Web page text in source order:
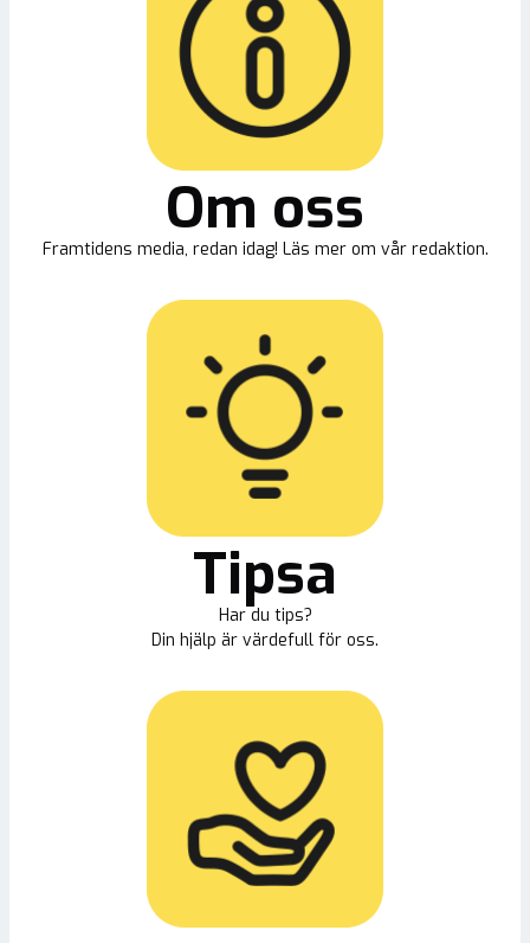
Om oss
Framtidens media, redan idag! Läs mer om vår redaktion.
Tipsa
Har du tips?
Din hjälp är värdefull för oss.